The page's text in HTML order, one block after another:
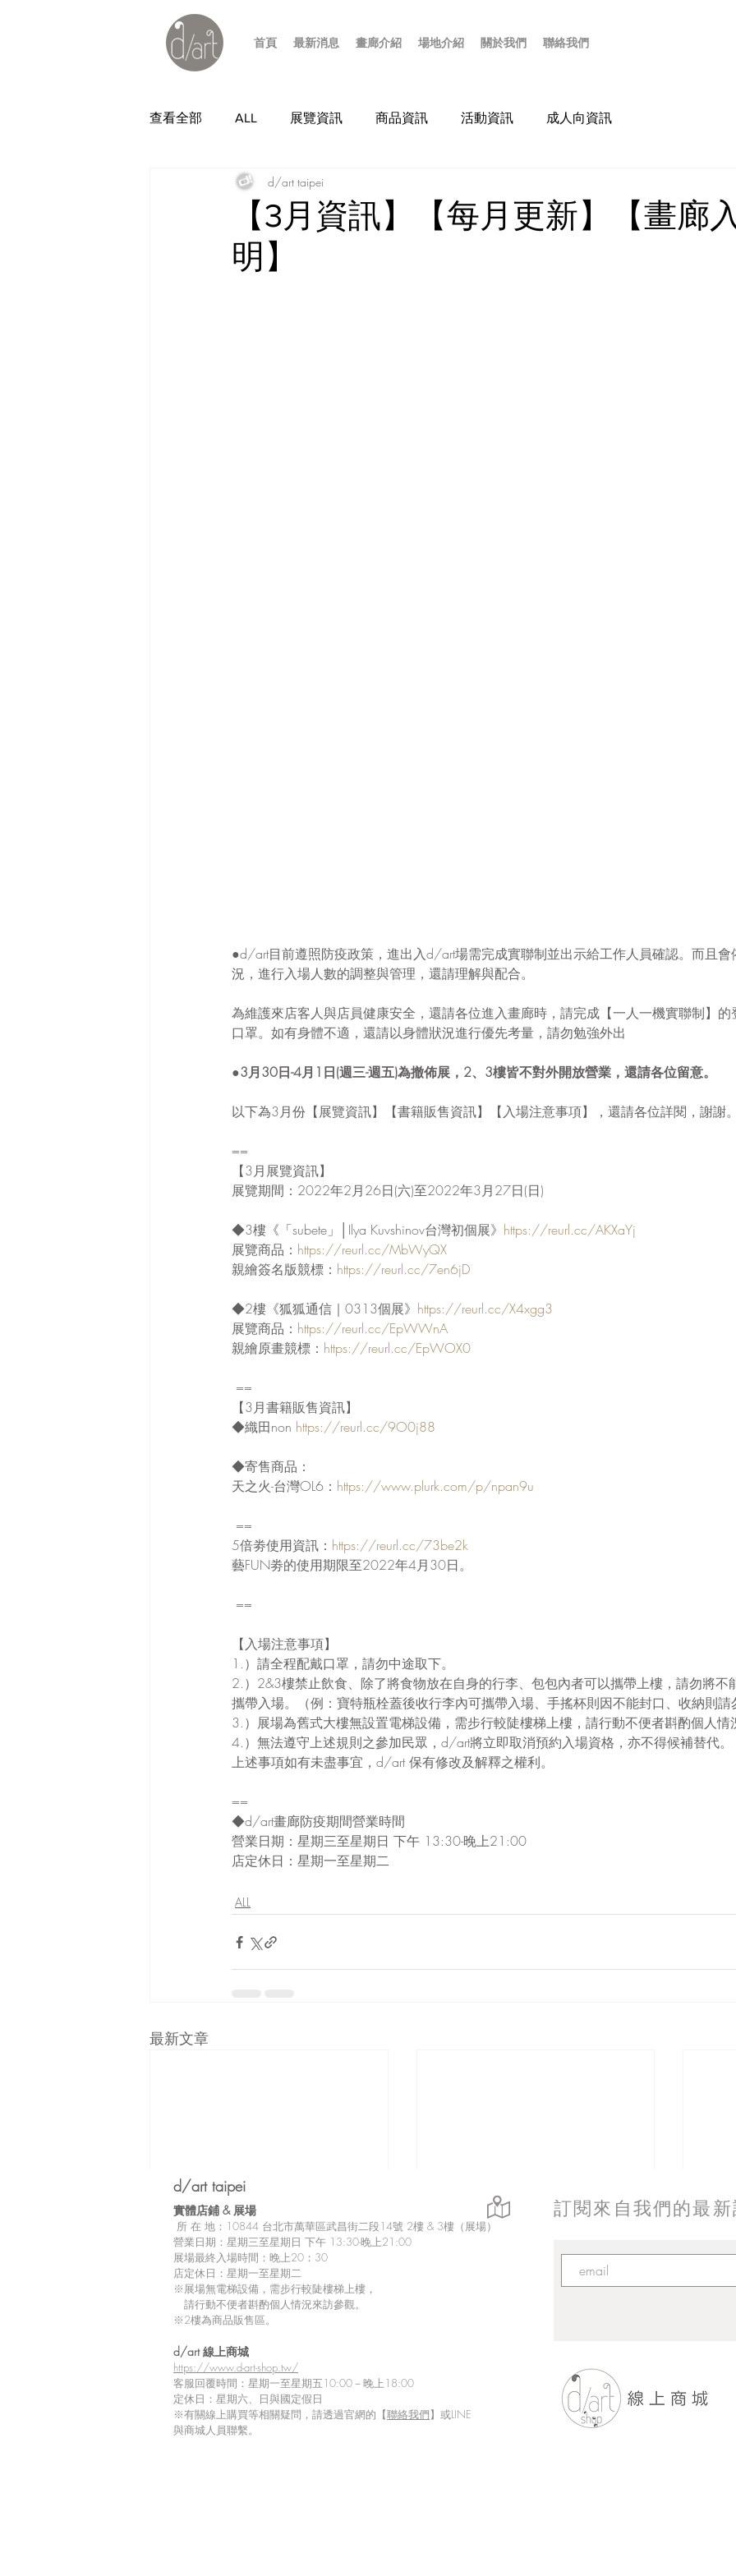
首頁 最新消息 畫廊介紹 場地介紹 關於我們 聯絡我們
查看全部 ALL 展覽資訊 商品資訊 活動資訊 成人向資訊
【3月資訊】【每月更新】【畫廊
明】
d/art taipei
●d/art目前遵照防疫政策，進出入d/art場需完成實聯制並出示給工作人員確認。而且會
況，進行入場人數的調整與管理，還請理解與配合。
為維護來店客人與店員健康安全，還請各位進入畫廊時，請完成【一人一機實聯制】
口罩。如有身體不適，還請以身體狀況進行優先考量，請勿勉強外出
●3月30日-4月1日(週三-週五)為撤佈展，2、3樓皆不對外開放營業，還請各位留意。
以下為3月份【展覽資訊】【書籍販售資訊】【入場注意事項】，還請各位詳閱，謝謝
==
【3月展覽資訊】
展覽期間：2022年2月26日(六)至2022年3月27日(日)
◆3樓《「subete」│Ilya Kuvshinov台灣初個展》 https://reurl.cc/AKXaYj
展覽商品： https://reurl.cc/MbWyQX
親繪簽名版競標： https://reurl.cc/7en6jD
◆2樓《狐狐通信｜0313個展》 https://reurl.cc/X4xgg3
展覽商品： https://reurl.cc/EpWWnA
親繪原畫競標： https://reurl.cc/EpWOX0
==
【3月書籍販售資訊】
◆織田non https://reurl.cc/9O0j88
◆寄售商品：
天之火-台灣OL6： https://www.plurk.com/p/npan9u
==
5倍劵使用資訊： https://reurl.cc/73be2k
藝FUN劵的使用期限至2022年4月30日。
==
【入場注意事項】
1.）請全程配戴口罩，請勿中途取下。
2.）2&3樓禁止飲食、除了將食物放在自身的行李、包包內者可以攜帶上樓，請勿將不
攜帶入場。（例：寶特瓶栓蓋後收行李內可攜帶入場、手搖杯則因不能封口、收納則
3.）展場為舊式大樓無設置電梯設備，需步行較陡樓梯上樓，請行動不便者斟酌個人情
4.）無法遵守上述規則之參加民眾，d/art將立即取消預約入場資格，亦不得候補替代。
上述事項如有未盡事宜，d/art 保有修改及解釋之權利。
==
◆d/art畫廊防疫期間營業時間
營業日期：星期三至星期日 下午 13:30-晚上21:00
店定休日：星期一至星期二
ALL
最新文章
撰寫留言......
訂閱來自我們的最
d/art taipei
實體店鋪 & 展場
所 在 地：10844 台北市萬華區武昌街二段14號 2樓 & 3樓（展場）
營業日期：星期三至星期日 下午 13:30-晚上21:00
展場最終入場時間：晚上20：30
店定休日：星期一至星期二
※展場無電梯設備，需步行較陡樓梯上樓，
請行動不便者斟酌個人情況來訪參觀。
※2樓為商品販售區。
d/art 線上商城
https://www.d-art-shop.tw/
客服回覆時間：星期一至星期五10:00－晚上18:00
定休日：星期六、日與國定假日
※有關線上購買等相關疑問，請透過官網的【聯絡我們】或LINE
與商城人員聯繫。